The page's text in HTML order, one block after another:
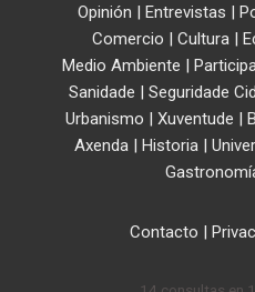
Opinión | Entrevistas |
Comercio | Cultura |
Medio Ambiente |
Sanidade | Seguridade
Urbanismo | Xuventude |
Axenda| Historia|
Contacto |